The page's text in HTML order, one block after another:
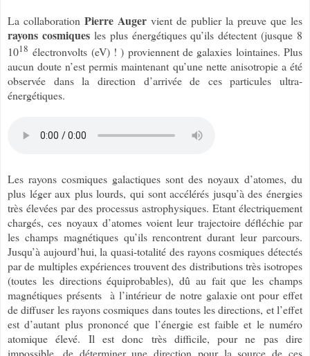
La collaboration Pierre Auger vient de publier la preuve que les
rayons cosmiquesles plus énergétiques qu’ils détectent (jusque 8
1018 électronvolts (eV) ! ) proviennent de galaxies lointaines. Plus
aucun doute n’est permis maintenant qu’une nette anisotropie a été
observée dans la direction d’arrivée de ces particules ultra-
énergétiques.
Les rayons cosmiques galactiques sont des noyaux d’atomes, du
plus léger aux plus lourds, qui sont accélérés jusqu’à des énergies
très élevées par des processus astrophysiques. Etant électriquement
chargés, ces noyaux d’atomes voient leur trajectoire défléchie par
les champs magnétiques qu’ils rencontrent durant leur parcours.
Jusqu’à aujourd’hui, la quasi-totalité des rayons cosmiques détectés
par de multiples expériences trouvent des distributions très isotropes
(toutes les directions équiprobables), dû au fait que les champs
magnétiques présents à l’intérieur de notre galaxie ont pour effet
de diffuser les rayons cosmiques dans toutes les directions, et l’effet
est d’autant plus prononcé que l’énergie est faible et le numéro
atomique élevé. Il est donc très difficile, pour ne pas dire
impossible, de déterminer une direction pour la source de ces